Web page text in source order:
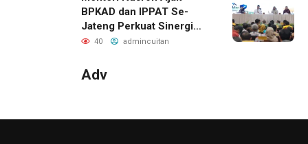
BPKAD dan IPPAT Se-
Jateng Perkuat Sinergi
Wujudkan Transformasi
40 admincuitan
Adv